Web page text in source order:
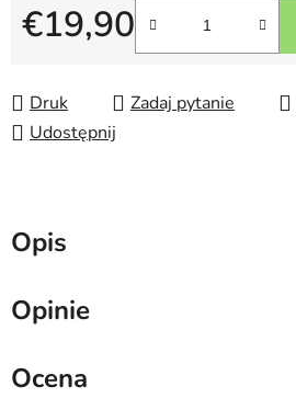
€19,90
Cena jednostkowa:
Druk Zadaj pytanie
Udostępnij
Opis
Opinie
Ocena